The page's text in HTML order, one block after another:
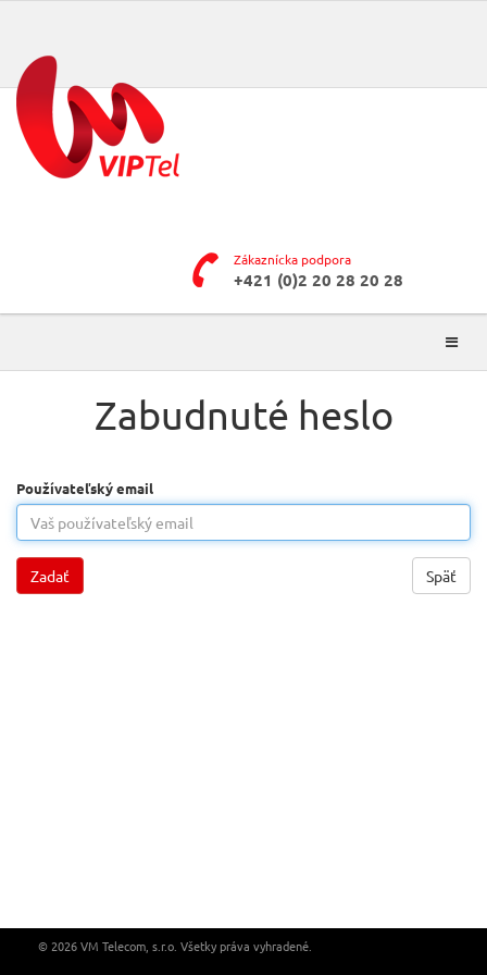
Zákaznícka podpora
+421 (0)2 20 28 20 28
Zabudnuté heslo
Používateľský email
Zadať Späť
© 2026 VM Telecom, s.r.o. Všetky práva vyhradené.